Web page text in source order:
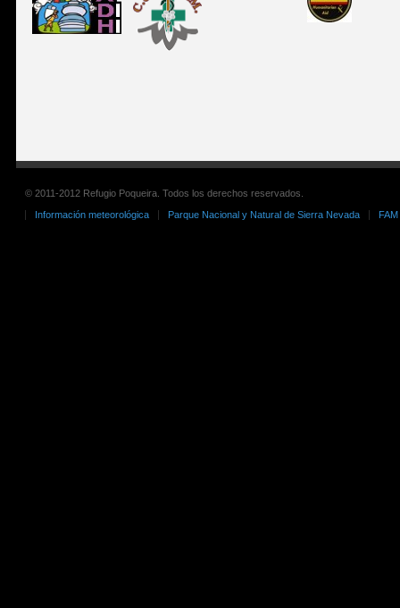
© 2011-2012 Refugio Poqueira. Todos los derechos reservados.
Información meteorológica
Parque Nacional y Natural de Sierra Nevada FAM